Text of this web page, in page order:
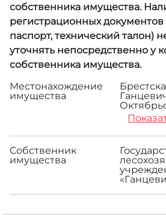
собственника имущества.
регистрационных документов
паспорт, технический талон)
уточнять непосредственно у
собственника имущества.
Местонахождение
имущества
Собственник
имущества